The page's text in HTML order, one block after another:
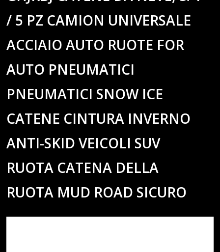
/ 5 PZ CAMION UNIVERSALE
ACCIAIO AUTO RUOTE FOR
AUTO PNEUMATICI
PNEUMATICI SNOW ICE
CATENE CINTURA INVERNO
ANTI-SKID VEICOLI SUV
RUOTA CATENA DELLA
RUOTA MUD ROAD SICURO